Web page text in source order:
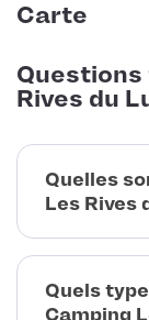
Carte
Rives du
Quelles
Les Rives
Quels
Camping